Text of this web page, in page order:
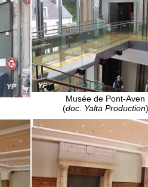
Musée de Pont-Aven
(doc. Yalta Production)